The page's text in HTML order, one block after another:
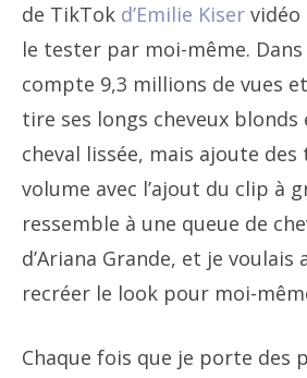
de TikTok d’Emilie Kiser vidéo
le tester par moi-même.
compte 9,3 millions de vues
tire ses longs cheveux blonds
cheval lissée, mais ajoute des
volume avec l’ajout du clip à
ressemble à une queue de
d’Ariana Grande, et je voulais
recréer le look pour moi-
Chaque fois que je porte des